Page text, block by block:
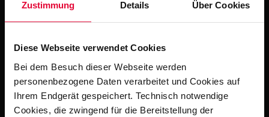
Zustimmung Details Über Cookies
Diese Webseite verwendet Cookies
Bei dem Besuch dieser Webseite werden
personenbezogene Daten verarbeitet und Cookies auf
Ihrem Endgerät gespeichert. Technisch notwendige
Cookies, die zwingend für die Bereitstellung der